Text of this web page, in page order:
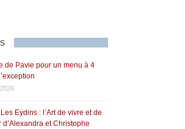
de Pavie pour un menu à 4
Eydins : l’Art de vivre et de
d’Alexandra et Christophe